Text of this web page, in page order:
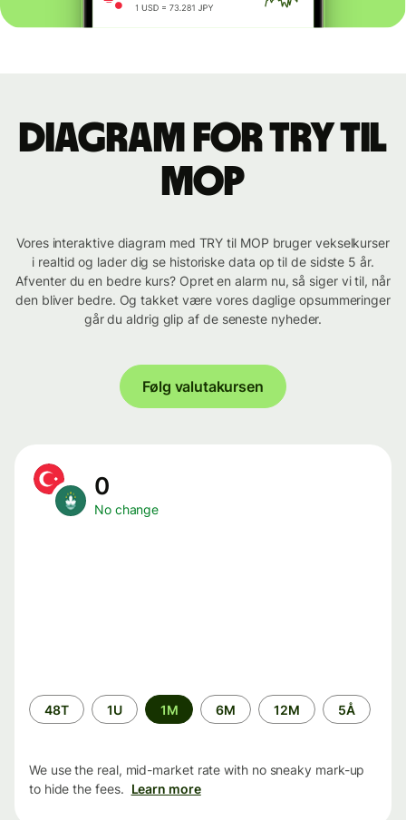
Diagram for TRY til
MOP
Vores interaktive diagram med TRY til MOP bruger vekselkurser
i realtid og lader dig se historiske data op til de sidste 5 år.
Afventer du en bedre kurs? Opret en alarm nu, så siger vi til, når
den bliver bedre. Og takket være vores daglige opsummeringer
går du aldrig glip af de seneste nyheder.
Følg valutakursen
0
No change
Time
period
48T 1U 1M 6M 12M 5Å
We use the real, mid-market rate with no sneaky mark-up
to hide the fees. Learn more